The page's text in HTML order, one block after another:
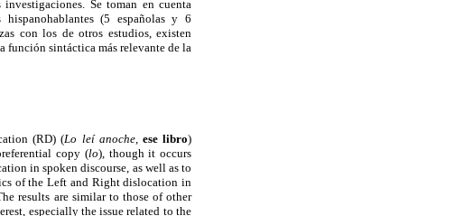
Se toman en cuenta
(5 españolas y 6
con los de otros estudios, existen
función sintáctica más relevante de la
(RD) (Lo leí anoche, ese libro)
copy (lo), though it occurs
in spoken discourse, as well as to
of the Left and Right dislocation in
results are similar to those of other
especially the issue related to the